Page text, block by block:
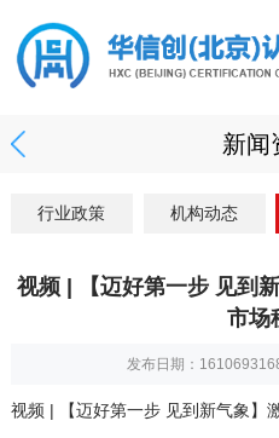
新闻
行业政策 机构动态
视频 | 【迈好第一步 见到
市场
发布日期：
视频 | 【迈好第一步 见到新气象】